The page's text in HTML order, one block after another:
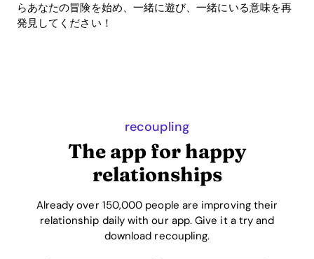
らあなたの冒険を始め、一緒に遊び、一緒にいる意味を再
発見してください！
recoupling
The app for happy
relationships
Already over 150,000 people are improving their
relationship daily with our app. Give it a try and
download recoupling.